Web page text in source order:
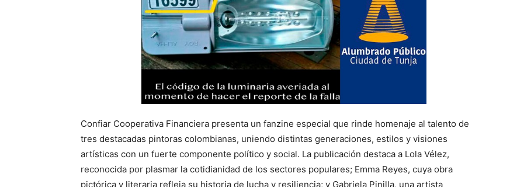
Confiar Cooperativa Financiera presenta un fanzine especial que rinde homenaje al talento de
tres destacadas pintoras colombianas, uniendo distintas generaciones, estilos y visiones
artísticas con un fuerte componente político y social. La publicación destaca a Lola Vélez,
reconocida por plasmar la cotidianidad de los sectores populares; Emma Reyes, cuya obra
pictórica y literaria refleja su historia de lucha y resiliencia; y Gabriela Pinilla, una artista